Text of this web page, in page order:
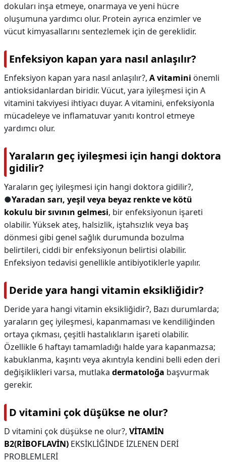
dokuları inşa etmeye, onarmaya ve yeni hücre
oluşumuna yardımcı olur. Protein ayrıca enzimler ve
vücut kimyasallarını sentezlemek için de gereklidir.
Enfeksiyon kapan yara nasıl anlaşılır?
Enfeksiyon kapan yara nasıl anlaşılır?, A vitamini önemli
antioksidanlardan biridir. Vücut, yara iyileşmesi için A
vitamini takviyesi ihtiyacı duyar. A vitamini, enfeksiyonla
mücadeleye ve inflamatuvar yanıtı kontrol etmeye
yardımcı olur.
Yaraların geç iyileşmesi için hangi doktora
gidilir?
Yaraların geç iyileşmesi için hangi doktora gidilir?,
●Yaradan sarı, yeşil veya beyaz renkte ve kötü
kokulu bir sıvının gelmesi, bir enfeksiyonun işareti
olabilir. Yüksek ateş, halsizlik, iştahsızlık veya baş
dönmesi gibi genel sağlık durumunda bozulma
belirtileri, ciddi bir enfeksiyonun belirtisi olabilir.
Enfeksiyon tedavisi genellikle antibiyotiklerle yapılır.
Deride yara hangi vitamin eksikliğidir?
Deride yara hangi vitamin eksikliğidir?, Bazı durumlarda;
yaraların geç iyileşmesi, kapanmaması ve kendiliğinden
ortaya çıkması, çeşitli hastalıkların işareti olabilir.
Özellikle 6 haftayı tamamladığı halde yara kapanmazsa;
kabuklanma, kaşıntı veya akıntıyla kendini belli eden deri
değişiklikleri varsa, mutlaka dermatoloğa başvurmak
gerekir.
D vitamini çok düşükse ne olur?
D vitamini çok düşükse ne olur?, VİTAMİN
B2(RİBOFLAVİN) EKSİKLİĞİNDE İZLENEN DERİ
PROBLEMLERİ